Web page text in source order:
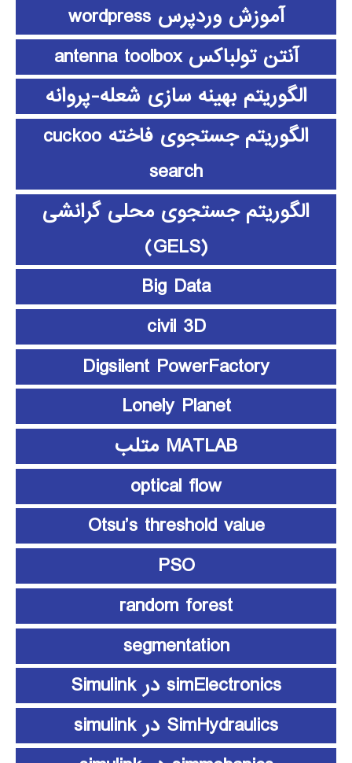
آموزش وردپرس wordpress
آنتن تولباکس antenna toolbox
الگوریتم بهینه سازی شعله-پروانه
الگوریتم جستجوی فاخته cuckoo
search
الگوریتم جستجوی محلی گرانشی
(GELS)
Big Data
civil 3D
Digsilent PowerFactory
Lonely Planet
MATLAB متلب
optical flow
Otsu’s threshold value
PSO
random forest
segmentation
simElectronics در Simulink
SimHydraulics در simulink